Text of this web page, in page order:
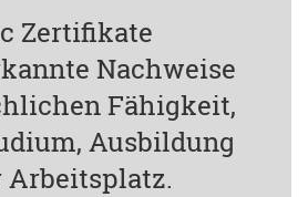
Zertifikate
Nachweise
Fähigkeit,
Ausbildung
Arbeitsplatz.